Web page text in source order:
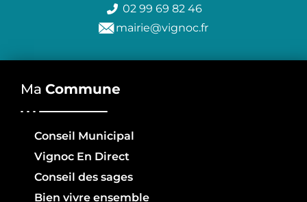
02 99 69 82 46
mairie@vignoc.fr
Ma Commune
Conseil Municipal
Vignoc En Direct
Conseil des sages
Bien vivre ensemble